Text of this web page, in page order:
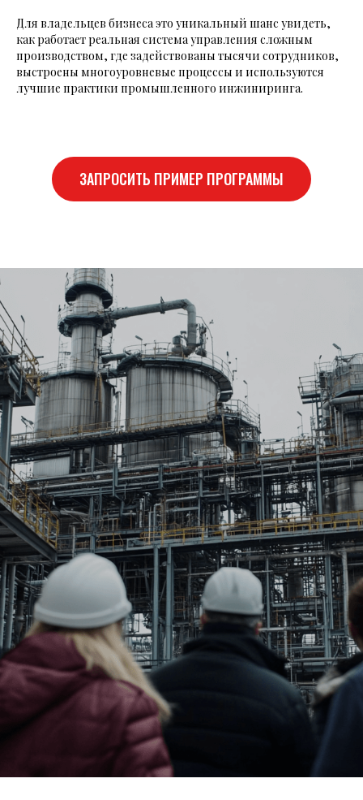
Для владельцев бизнеса это уникальный шанс увидеть,
как работает реальная система управления сложным
производством, где задействованы тысячи сотрудников,
выстроены многоуровневые процессы и используются
лучшие практики промышленного инжиниринга.
ЗАПРОСИТЬ ПРИМЕР ПРОГРАММЫ